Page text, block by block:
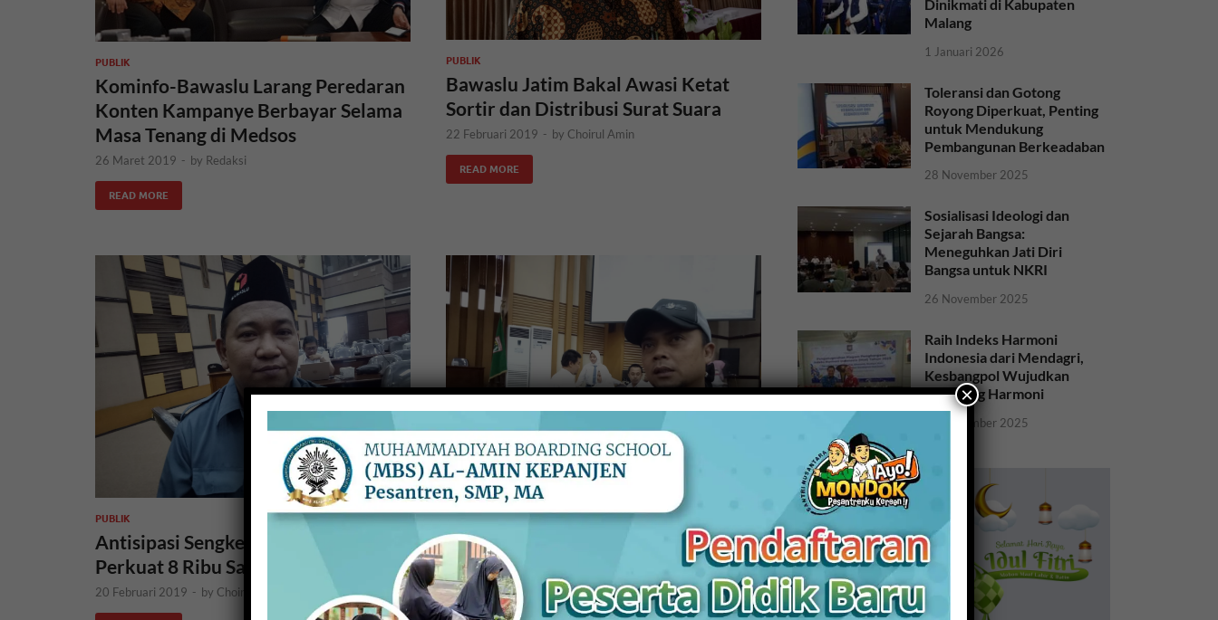
PUBLIK
Kominfo-Bawaslu Larang Peredaran
Konten Kampanye Berbayar Selama
Masa Tenang di Medsos
26 Maret 2019 - by Redaksi
READ MORE
PUBLIK
Bawaslu Jatim Bakal Awasi Ketat
Sortir dan Distribusi Surat Suara
22 Februari 2019 - by Choirul Amin
READ MORE
PUBLIK
Antisipasi Sengketa Pemilu, Bawaslu
Perkuat 8 Ribu Saksi Parpol di TPS
20 Februari 2019 - by Choirul Amin
PUBLIK
Sasar Pemilih Pindahan, KPU
Tambah Tempat Pemungutan Suara
Pemilu 2019
19 Februari 2019 -byChoirul Amin
Dinikmati di Kabupaten
Malang
1 Januari 2026
Toleransi dan Gotong
Royong Diperkuat, Penting
untuk Mendukung
Pembangunan Berkeadaban
28 November 2025
Sosialisasi Ideologi dan
Sejarah Bangsa:
Meneguhkan Jati Diri
Bangsa untuk NKRI
26 November 2025
Raih Indeks Harmoni
Indonesia dari Mendagri,
Kesbangpol Wujudkan
Kampung Harmoni
20 November 2025
×